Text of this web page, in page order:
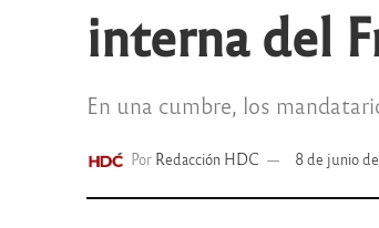
interna del
En una cumbre, los
Por Redacción HDC 8 de junio de